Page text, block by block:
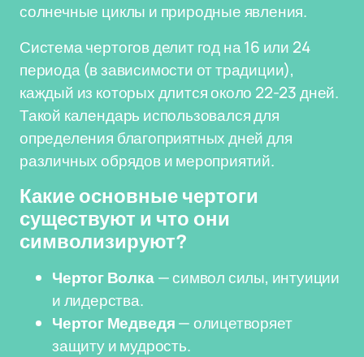
солнечные циклы и природные явления.
Система чертогов делит год на 16 или 24
периода (в зависимости от традиции),
каждый из которых длится около 22-23 дней.
Такой календарь использовался для
определения благоприятных дней для
различных обрядов и мероприятий.
Какие основные чертоги
существуют и что они
символизируют?
Чертог Волка— символ силы, интуиции
и лидерства.
Чертог Медведя— олицетворяет
защиту и мудрость.